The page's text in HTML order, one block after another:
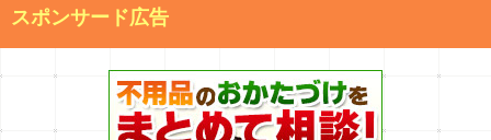
スポンサード広告